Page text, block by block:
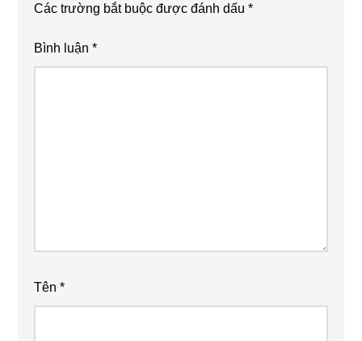
Các trường bắt buộc được đánh dấu*
Bình luận*
Tên*